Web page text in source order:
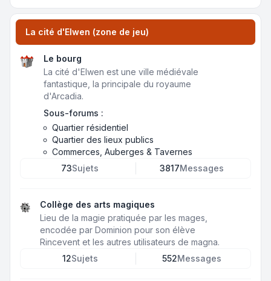
La cité d'Elwen (zone de jeu)
Le bourg
La cité d'Elwen est une ville médiévale
fantastique, la principale du royaume
d'Arcadia.
Sous-forums :
Quartier résidentiel
Quartier des lieux publics
Commerces, Auberges & Tavernes
73Sujets 3817Messages
Collège des arts magiques
Lieu de la magie pratiquée par les mages,
encodée par Dominion pour son élève
Rincevent et les autres utilisateurs de magna.
12Sujets 552Messages